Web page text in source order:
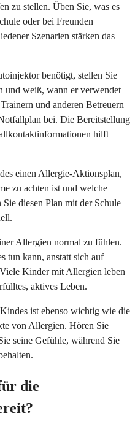
zu stellen. Üben Sie, was es
oder bei Freunden
Szenarien stärken das
benötigt, stellen Sie
und weiß, wann er verwendet
und anderen Betreuern
bei. Die Bereitstellung
hilft
einen Allergie-Aktionsplan,
zu achten ist und welche
diesen Plan mit der Schule
Allergien normal zu fühlen.
tun kann, anstatt sich auf
Kinder mit Allergien leben
aktives Leben.
ist ebenso wichtig wie die
von Allergien. Hören Sie
seine Gefühle, während Sie
die